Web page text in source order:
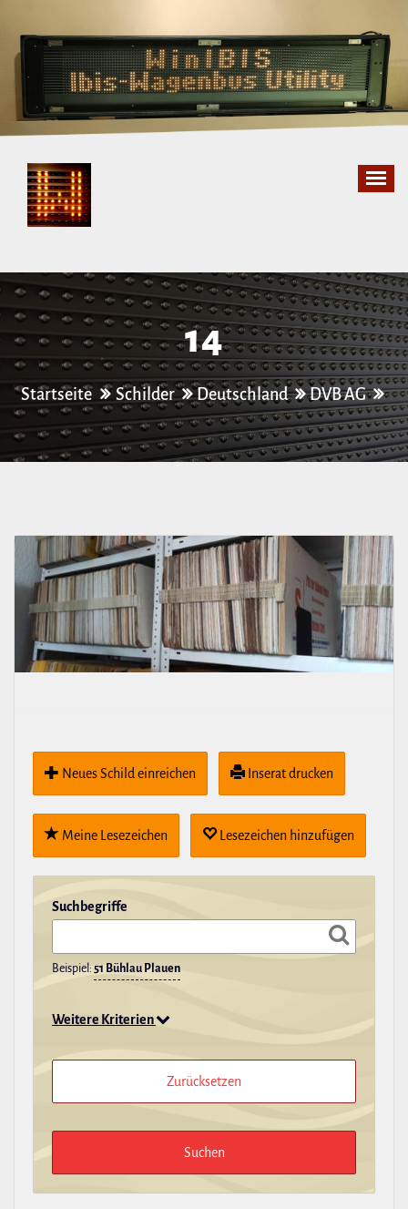
springen
14
Startseite Schilder Deutschland DVB AG
Neues Schild ein­rei­chen Inserat drucken
Meine Lese­zei­chen Lese­zei­chen hin­zu­fügen
Such­be­griffe
Beispiel: 51 Bühlau Plauen
Weitere Kriterien